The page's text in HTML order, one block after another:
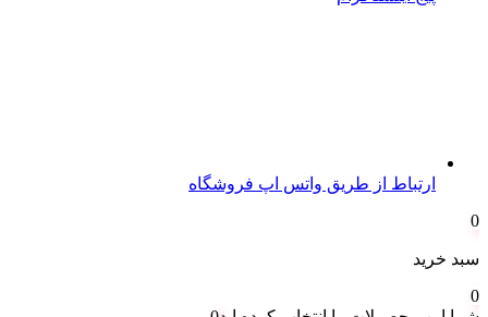
ارتباط از طریق واتس اپ فروشگاه
0
سبد خرید
0